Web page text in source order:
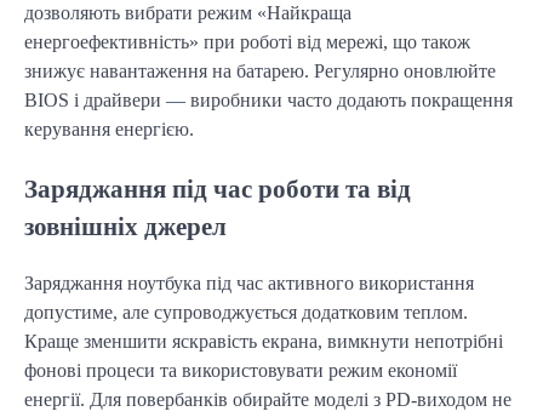
дозволяють вибрати режим «Найкраща
енергоефективність» при роботі від мережі, що також
знижує навантаження на батарею. Регулярно оновлюйте
BIOS і драйвери — виробники часто додають покращення
керування енергією.
Заряджання під час роботи та від
зовнішніх джерел
Заряджання ноутбука під час активного використання
допустиме, але супроводжується додатковим теплом.
Краще зменшити яскравість екрана, вимкнути непотрібні
фонові процеси та використовувати режим економії
енергії. Для повербанків обирайте моделі з PD-виходом не